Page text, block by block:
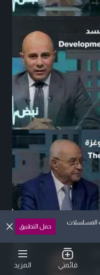
المسلسلات
حمل التطبيق
قائمتي المزيد